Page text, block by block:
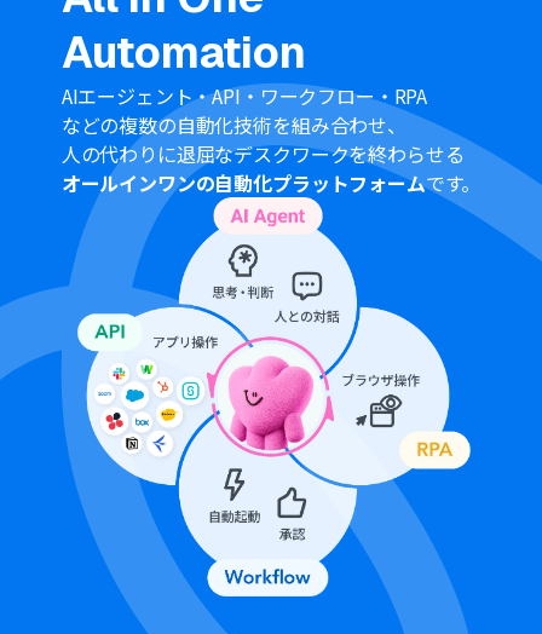
ることが可能です。
最後のMicrosoft Teamsへの通知オペレーションでは、
要約結果を通知したい任意のチャネルを指定してくださ
い。
■注意事項
Microsoft Teams、ChatGPTのそれぞれとYoomを連携
してください。
Microsoft365（旧Office365）には、家庭向けプランと一
般法人向けプラン（Microsoft365 Business）があり、一
般法人向けプランに加入していない場合には認証に失敗
する可能性があります。
トリガーは5分、10分、15分、30分、60分の間隔で起動
間隔を選択できます。
プランによって最短の起動間隔が異なりますので、ご注意
ください。
ChatGPTのAPI利用はOpenAI社が有料で提供しており、
API疎通時のトークンにより従量課金される仕組みとなっ
ています。そのため、API使用時にお支払いが行える状況
でない場合エラーが発生しますのでご注意ください。
ChatGPT（OpenAI）のアクションを実行するには、
OpenAIのAPI有料プランの契約が必要です。（APIが使用
されたときに支払いができる状態）
https://openai.com/ja-JP/api/pricing/
Automation
AIエージェント・API・ワークフロー・RPA
などの複数の自動化技術を組み合わせ、
人の代わりに退屈なデスクワークを終わらせる
オールインワンの自動化プラットフォームです。